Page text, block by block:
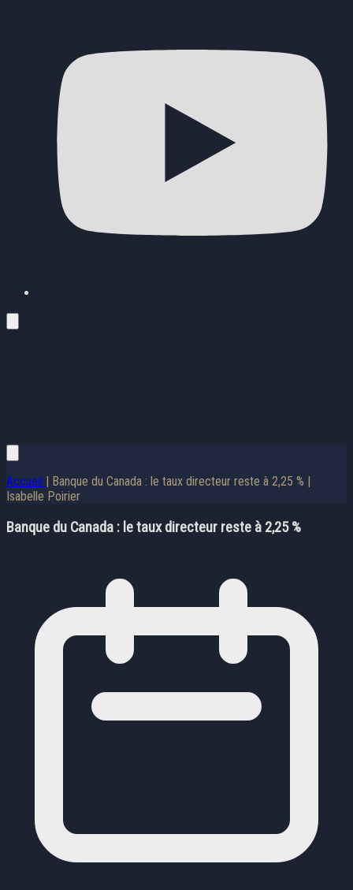
Accueil | Banque du Canada : le taux directeur reste à 2,25 % |
Isabelle Poirier
Banque du Canada : le taux directeur reste à 2,25 %